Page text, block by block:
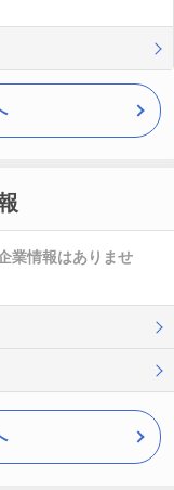
業情報はありませ